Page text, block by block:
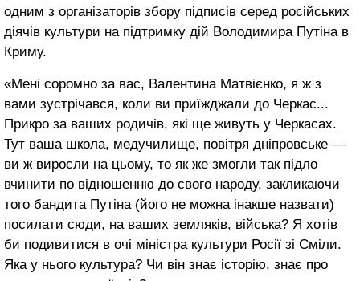
одним з організаторів збору підписів серед російських
діячів культури на підтримку дій Володимира Путіна в
Криму.
«Мені соромно за вас, Валентина Матвієнко, я ж з
вами зустрічався, коли ви приїжджали до Черкас...
Прикро за ваших родичів, які ще живуть у Черкасах.
Тут ваша школа, медучилище, повітря дніпровське —
ви ж виросли на цьому, то як же змогли так підло
вчинити по відношенню до свого народу, закликаючи
того бандита Путіна (його не можна інакше назвати)
посилати сюди, на ваших земляків, війська? Я хотів
би подивитися в очі міністра культури Росії зі Сміли.
Яка у нього культура? Чи він знає історію, знає про